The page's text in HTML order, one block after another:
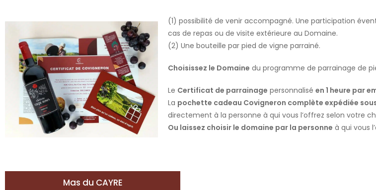
(1) possibilité de venir accompagné. Une participation
cas de repas ou de visite extérieure au Domaine.
(2) Une bouteille par pied de vigne parrainé.
Choisissez le Domaine du programme de parrainage de
Le Certificat de parrainage personnalisé en 1 heure par
La pochette cadeau Covigneron complète expédiée
directement à la personne à qui vous l’offrez selon votre
Ou laissez choisir le domaine par la personne à qui vous
Mas du CAYRE